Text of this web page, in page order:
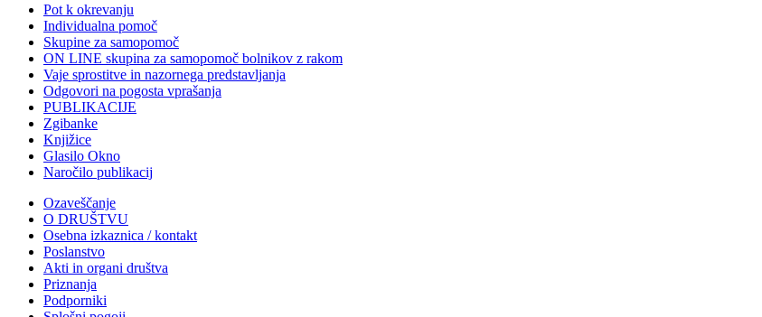
Pot k okrevanju
Individualna pomoč
Skupine za samopomoč
ON LINE skupina za samopomoč bolnikov z rakom
Vaje sprostitve in nazornega predstavljanja
Odgovori na pogosta vprašanja
PUBLIKACIJE
Zgibanke
Knjižice
Glasilo Okno
Naročilo publikacij
Ozaveščanje
O DRUŠTVU
Osebna izkaznica / kontakt
Poslanstvo
Akti in organi društva
Priznanja
Podporniki